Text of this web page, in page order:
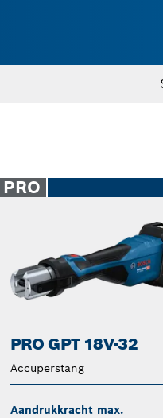
PRO
PRO GPT 18V-32
Accuperstang
Aandrukkracht max.